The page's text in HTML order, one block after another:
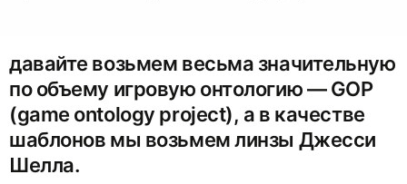
давайте возьмем весьма значительную
по объему игровую онтологию — GOP
(game ontology project), а в качестве
шаблонов мы возьмем линзы Джесси
Шелла.